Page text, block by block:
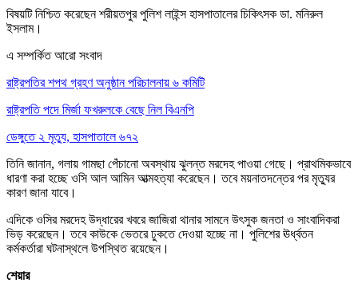
বিষয়টি নিশ্চিত করেছেন শরীয়তপুর পুলিশ লাইন্স হাসপাতালের চিকিৎসক ডা. মনিরুল
ইসলাম।
এ সম্পর্কিত আরো সংবাদ
রাষ্ট্রপতির শপথ গ্রহণ অনুষ্ঠান পরিচালনায় ৬ কমিটি
রাষ্ট্রপতি পদে মির্জা ফখরুলকে বেছে নিল বিএনপি
ডেঙ্গুতে ২ মৃত্যু, হাসপাতালে ৬৭২
তিনি জানান, গলায় গামছা পেঁচানো অবস্থায় ঝুলন্ত মরদেহ পাওয়া গেছে। প্রাথমিকভাবে
ধারণা করা হচ্ছে ওসি আল আমিন আত্মহত্যা করেছেন। তবে ময়নাতদন্তের পর মৃত্যুর
কারণ জানা যাবে।
এদিকে ওসির মরদেহ উদ্ধারের খবরে জাজিরা থানার সামনে উৎসুক জনতা ও সাংবাদিকরা
ভিড় করেছেন। তবে কাউকে ভেতরে ঢুকতে দেওয়া হচ্ছে না। পুলিশের ঊর্ধ্বতন
কর্মকর্তারা ঘটনাস্থলে উপস্থিত রয়েছেন।
শেয়ার